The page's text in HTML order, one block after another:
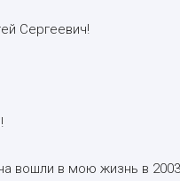
Сергеевич!
вошли в мою жизнь в